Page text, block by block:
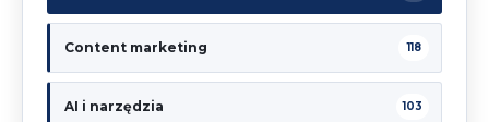
Content marketing 118
AI i narzędzia 103